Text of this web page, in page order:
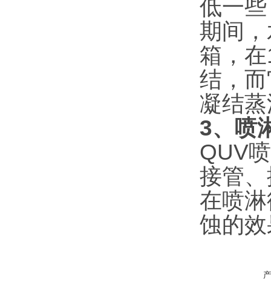
低一
期间
箱，
结，
凝结
3、喷
QUV
接管
在喷
蚀的